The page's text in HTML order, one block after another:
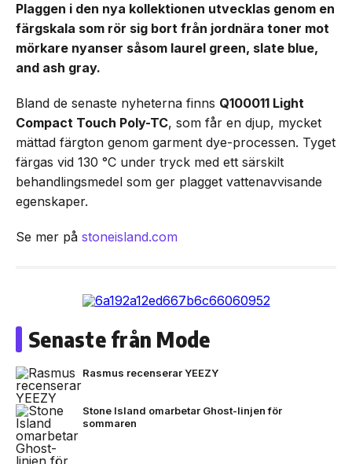
Plaggen i den nya kollektionen utvecklas genom en
färgskala som rör sig bort från jordnära toner mot
mörkare nyanser såsom laurel green, slate blue,
and ash gray.
Bland de senaste nyheterna finns Q100011 Light
Compact Touch Poly-TC, som får en djup, mycket
mättad färgton genom garment dye-processen. Tyget
färgas vid 130 °C under tryck med ett särskilt
behandlingsmedel som ger plagget vattenavvisande
egenskaper.
Se mer på stoneisland.com
Senaste från Mode
Rasmus recenserar YEEZY
Stone Island omarbetar Ghost-linjen för
sommaren